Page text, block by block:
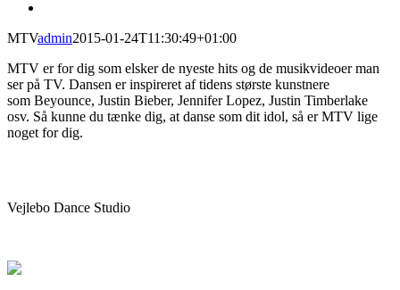
MTVadmin2015-01-24T11:30:49+01:00
MTV er for dig som elsker de nyeste hits og de musikvideoer man
ser på TV. Dansen er inspireret af tidens største kunstnere
som Beyounce, Justin Bieber, Jennifer Lopez, Justin Timberlake
osv. Så kunne du tænke dig, at danse som dit idol, så er MTV lige
noget for dig.
Vejlebo Dance Studio